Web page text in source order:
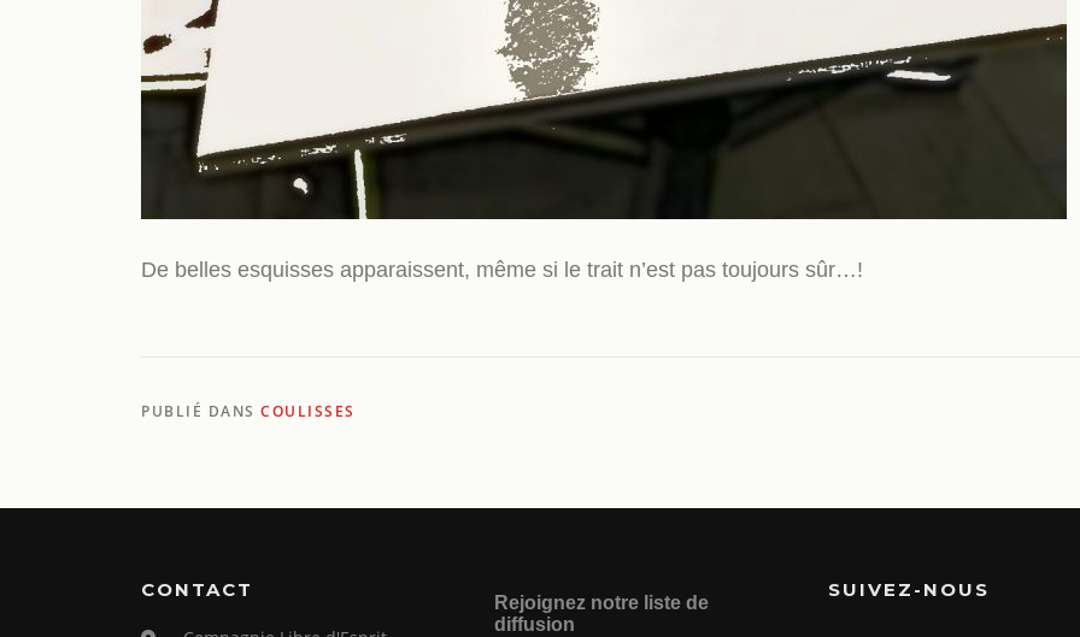
De belles esquisses apparaissent, même si le trait n’est pas toujours sûr…!
PUBLIÉ DANS COULISSES
CONTACT
Rejoignez notre liste de
diffusion
SUIVEZ-NOUS